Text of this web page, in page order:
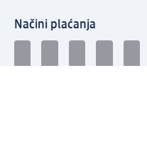
Načini plaćanja